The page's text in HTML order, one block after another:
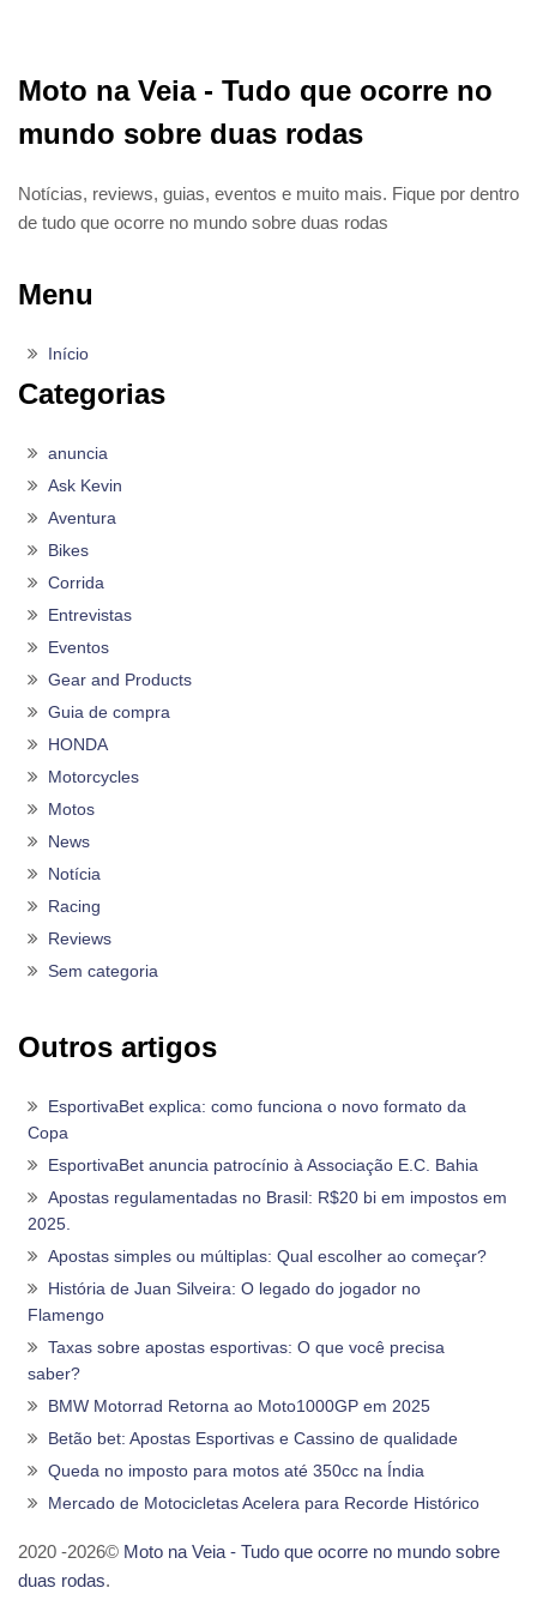
Moto na Veia - Tudo que ocorre no
mundo sobre duas rodas
Notícias, reviews, guias, eventos e muito mais. Fique por dentro
de tudo que ocorre no mundo sobre duas rodas
Menu
Início
Categorias
anuncia
Ask Kevin
Aventura
Bikes
Corrida
Entrevistas
Eventos
Gear and Products
Guia de compra
HONDA
Motorcycles
Motos
News
Notícia
Racing
Reviews
Sem categoria
Outros artigos
EsportivaBet explica: como funciona o novo formato da
Copa
EsportivaBet anuncia patrocínio à Associação E.C. Bahia
Apostas regulamentadas no Brasil: R$20 bi em impostos em
2025.
Apostas simples ou múltiplas: Qual escolher ao começar?
História de Juan Silveira: O legado do jogador no
Flamengo
Taxas sobre apostas esportivas: O que você precisa
saber?
BMW Motorrad Retorna ao Moto1000GP em 2025
Betão bet: Apostas Esportivas e Cassino de qualidade
Queda no imposto para motos até 350cc na Índia
Mercado de Motocicletas Acelera para Recorde Histórico
2020 -2026© Moto na Veia - Tudo que ocorre no mundo sobre
duas rodas.